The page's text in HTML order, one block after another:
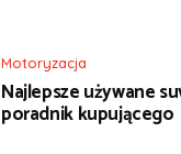
Motoryzacja
Najlepsze używane
poradnik kupującego